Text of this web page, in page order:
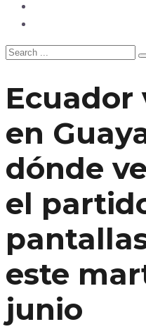
Ecuador
en
dónde
el
este
junio